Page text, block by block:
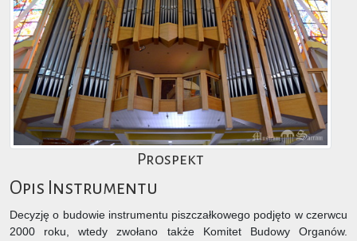
Prospekt
Opis Instrumentu
Decyzję o budowie instrumentu piszczałkowego podjęto w czerwcu
2000 roku, wtedy zwołano także Komitet Budowy Organów.